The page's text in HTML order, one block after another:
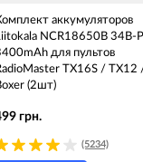
аккумуляторов
NCR18650B 34B-
для пультов
TX16S / TX12
(2шт)
грн.
(5234)